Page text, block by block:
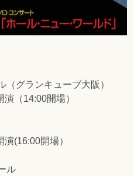
グランキューブ大阪）
（14:00開場）
(16:00開場）
ル